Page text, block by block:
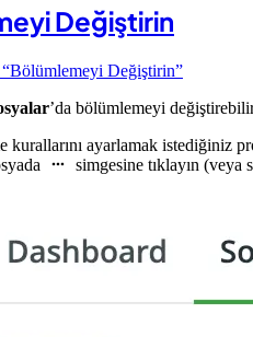
Değiştirin
“Bölümlemeyi Değiştirin”
’da bölümlemeyi
kurallarını ayarlamak istediğiniz
simgesine tıklayın (veya